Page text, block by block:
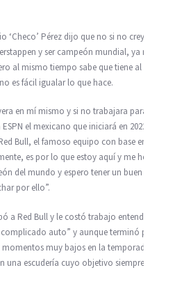
‘Checo’ Pérez dijo que no si no creyera
y ser campeón mundial, ya no
al mismo tiempo sabe que tiene al
es fácil igualar lo que hace.
en mí mismo y si no trabajara para eso”,
el mexicano que iniciará en 2022 su
Bull, el famoso equipo con base en
es por lo que estoy aquí y me he
del mundo y espero tener un buen coche
por ello”.
a Red Bull y le costó trabajo entender, en
auto” y aunque terminó por
muy bajos en la temporada y
una escudería cuyo objetivo siempre es